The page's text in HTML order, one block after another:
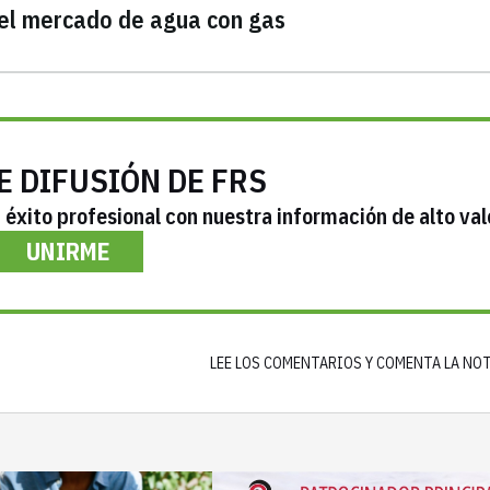
mercado de agua con gas
DIFUSIÓN DE FRS
profesional con nuestra información de alto
UNIRME
LEE LOS COMENTARIOS Y COMENTA LA